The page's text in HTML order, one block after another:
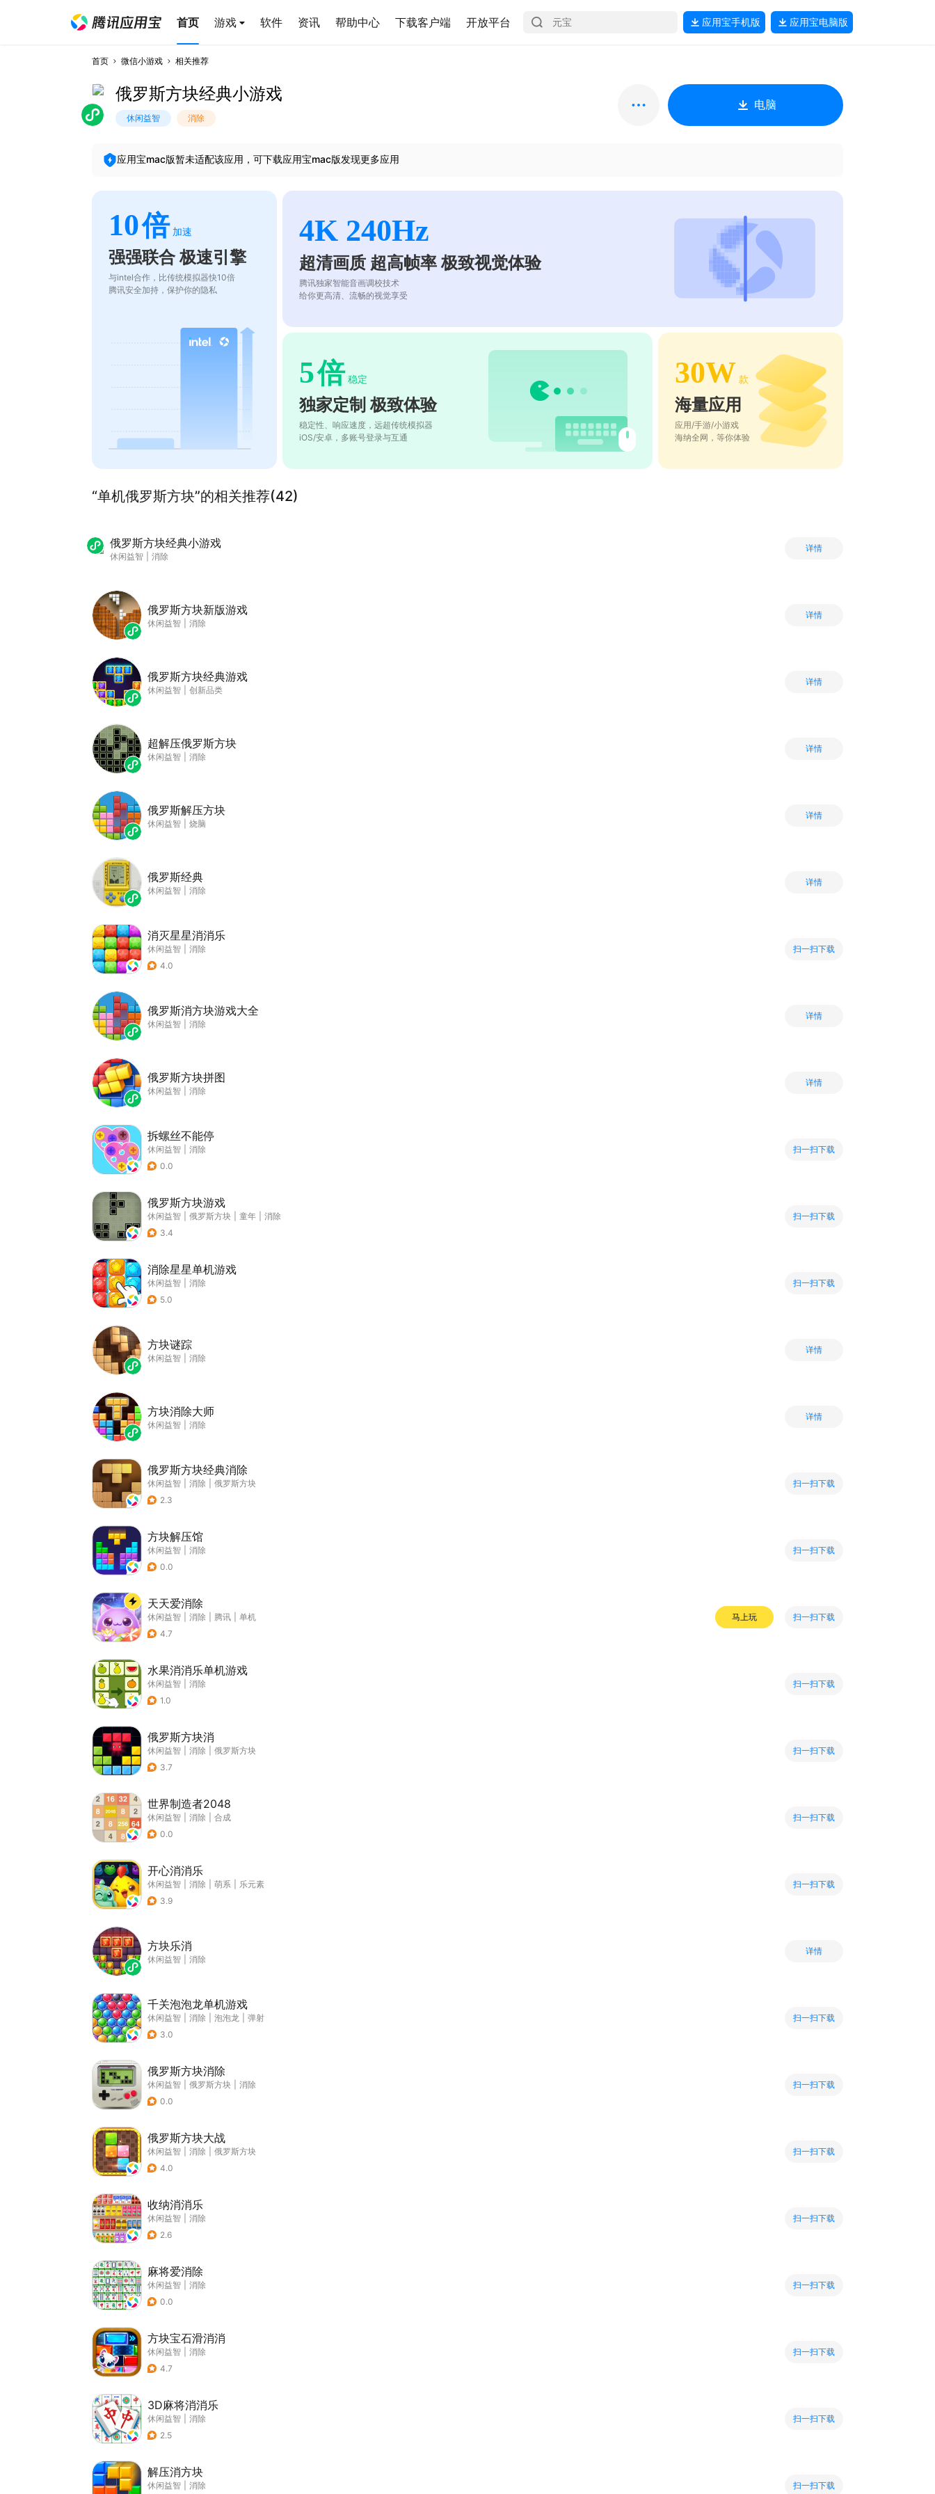
首页 游戏 软件 资讯 帮助中心 下载客户端 开放平台 应用宝手机版 应用宝电脑版
首页 微信小游戏 相关推荐
俄罗斯方块经典小游戏
休闲益智 消除
电脑
应用宝mac版暂未适配该应用，可下载应用宝mac版发现更多应用
10倍 加速
强强联合 极速引擎
与intel合作，比传统模拟器快10倍
腾讯安全加持，保护你的隐私
4K 240Hz
超清画质 超高帧率 极致视觉体验
腾讯独家智能音画调校技术
给你更高清、流畅的视觉享受
5倍 稳定
独家定制 极致体验
稳定性、响应速度，远超传统模拟器
iOS/安卓，多账号登录与互通
30W 款
海量应用
应用/手游/小游戏
海纳全网，等你体验
“单机俄罗斯方块”的相关推荐(42)
俄罗斯方块经典小游戏
休闲益智 消除
详情
俄罗斯方块新版游戏
休闲益智 消除
详情
俄罗斯方块经典游戏
休闲益智 创新品类
详情
超解压俄罗斯方块
休闲益智 消除
详情
俄罗斯解压方块
休闲益智 烧脑
详情
俄罗斯经典
休闲益智 消除
详情
消灭星星消消乐
休闲益智
消除
4.0
扫一扫下载
俄罗斯消方块游戏大全
休闲益智 消除
详情
俄罗斯方块拼图
休闲益智 消除
详情
拆螺丝不能停
休闲益智
消除
0.0
扫一扫下载
俄罗斯方块游戏
休闲益智 俄罗斯方块 童年
消除
3.4
扫一扫下载
消除星星单机游戏
休闲益智
消除
5.0
扫一扫下载
方块谜踪
休闲益智 消除
详情
方块消除大师
休闲益智 消除
详情
俄罗斯方块经典消除
休闲益智 消除
俄罗斯方块
2.3
扫一扫下载
方块解压馆
休闲益智
消除
0.0
扫一扫下载
天天爱消除
休闲益智 消除 腾讯
单机
4.7
马上玩 扫一扫下载
水果消消乐单机游戏
休闲益智
消除
1.0
扫一扫下载
俄罗斯方块消
休闲益智 消除
俄罗斯方块
3.7
扫一扫下载
世界制造者2048
休闲益智 消除
合成
0.0
扫一扫下载
开心消消乐
休闲益智 消除 萌系
乐元素
3.9
扫一扫下载
方块乐消
休闲益智 消除
详情
千关泡泡龙单机游戏
休闲益智 消除 泡泡龙
弹射
3.0
扫一扫下载
俄罗斯方块消除
休闲益智 俄罗斯方块
消除
0.0
扫一扫下载
俄罗斯方块大战
休闲益智 消除
俄罗斯方块
4.0
扫一扫下载
收纳消消乐
休闲益智
消除
2.6
扫一扫下载
麻将爱消除
休闲益智
消除
0.0
扫一扫下载
方块宝石滑消消
休闲益智
消除
4.7
扫一扫下载
3D麻将消消乐
休闲益智
消除
2.5
扫一扫下载
解压消方块
休闲益智 消除 扫一扫下载